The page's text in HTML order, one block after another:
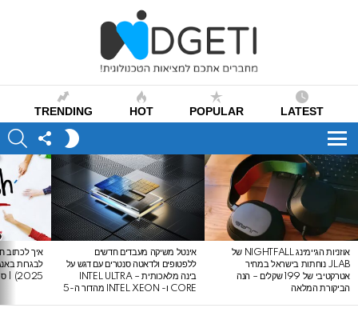
LATEST
POPULAR
HOT
TRENDING
Menu
SWITCH
SKIN
US
LATEST
STORIES
אוזניות הגיימינג NIGHTFALL של
JLAB נוחתות בישראל במחיר
אטרקטיבי של 199 שקלים – הנה
הביקורת המלאה
אינטל משיקה מעבדים חדשים
ללפטופים ולדאטה סנטרים עם דגש על
בינה מלאכותית – INTEL ULTRA
CORE ו- INTEL XEON מהדור ה-5
איך לכתוב
2025) | סיכום לבגרות באנגלית